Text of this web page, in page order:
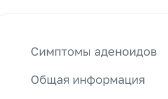
Симптомы аденоидов
Общая информация